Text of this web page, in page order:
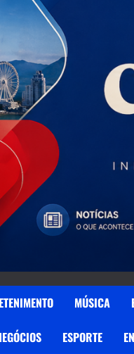
MÚSICA
ESPORTE